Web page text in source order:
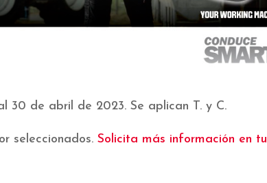
de abril de 2023. Se aplican T. y C.
seleccionados.Solicita más información en tu